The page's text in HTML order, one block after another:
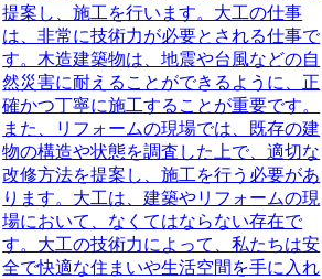
提案し、施工を行います。大工の仕事
は、非常に技術力が必要とされる仕事で
す。木造建築物は、地震や台風などの自
然災害に耐えることができるように、正
確かつ丁寧に施工することが重要です。
また、リフォームの現場では、既存の建
物の構造や状態を調査した上で、適切な
改修方法を提案し、施工を行う必要があ
ります。大工は、建築やリフォームの現
場において、なくてはならない存在で
す。大工の技術力によって、私たちは安
全で快適な住まいや生活空間を手に入れ